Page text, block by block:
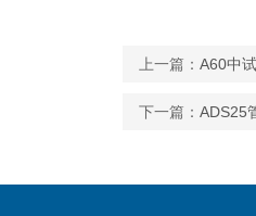
上一篇： A60中
下一篇： ADS25